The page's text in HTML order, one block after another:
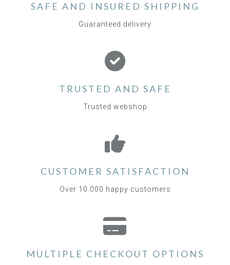
SAFE AND INSURED SHIPPING
Guaranteed delivery
TRUSTED AND SAFE
Trusted webshop
CUSTOMER SATISFACTION
Over 10.000 happy customers
MULTIPLE CHECKOUT OPTIONS